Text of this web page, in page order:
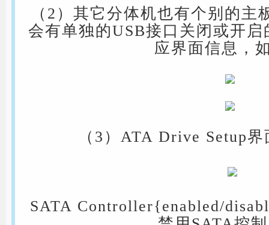
（2）其它分体机也有个别的主
会有单独的USB接口关闭或开
应界面信息，
（3）ATA Drive Setup
SATA Controller{enabled/